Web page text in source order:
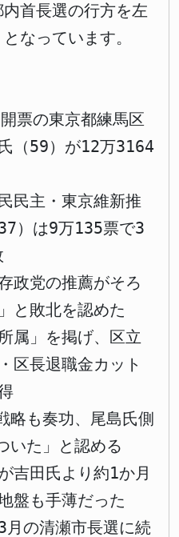
首長選の行方を左
なっています。
票の東京都練馬区
（59）が12万3164
民主・東京維新推
）は9万135票で3
政党の推薦がそろ
と敗北を認めた
属」を掲げ、区立
区長退職金カット
略も奏功、尾島氏側
いた」と認める
吉田氏より約1か月
盤も手薄だった
月の清瀬市長選に続